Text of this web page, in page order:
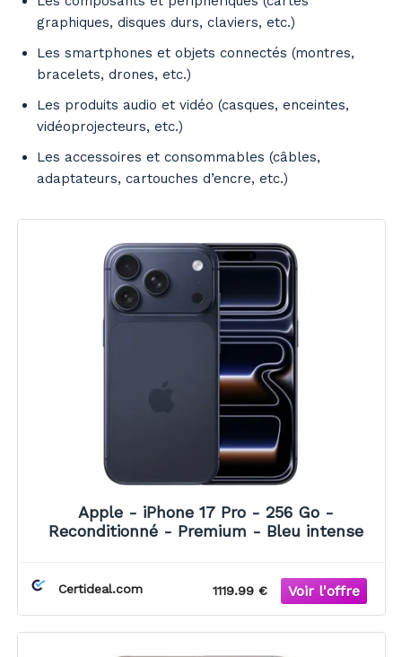
graphiques, disques durs, claviers, etc.)
Les smartphones et objets connectés (montres,
bracelets, drones, etc.)
Les produits audio et vidéo (casques, enceintes,
vidéoprojecteurs, etc.)
Les accessoires et consommables (câbles,
adaptateurs, cartouches d’encre, etc.)
Apple - iPhone 17 Pro - 256 Go -
Reconditionné - Premium - Bleu intense
Certideal.com 1119.99 €